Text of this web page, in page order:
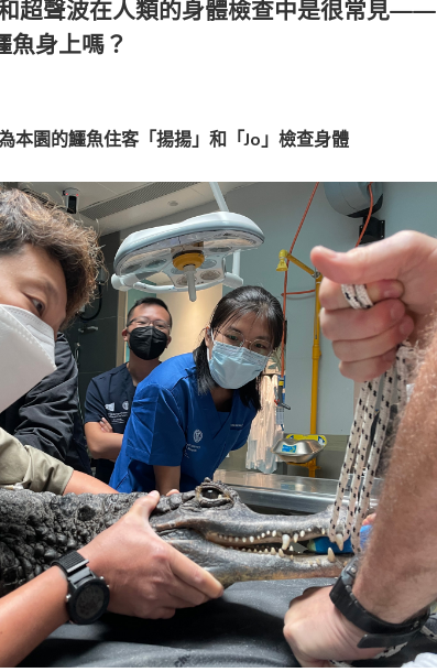
超聲波在人類的身體檢查中是很常見——
魚身上嗎？
本園的鱷魚住客「揚揚」和「Jo」檢查身體